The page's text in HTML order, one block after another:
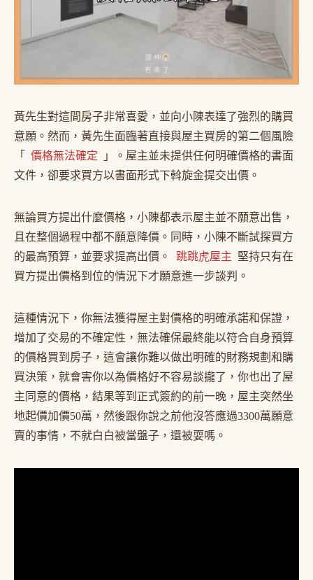
黃先生對這間房子非常喜愛，並向小陳表達了強烈的購買
意願。然而，黃先生面臨著直接與屋主買房的第二個風險
「
價格無法確定
」。屋主並未提供任何明確價格的書面
文件，卻要求買方以書面形式下斡旋金提交出價。
無論買方提出什麼價格，小陳都表示屋主並不願意出售，
且在整個過程中都不願意降價。同時，小陳不斷試探買方
的最高預算，並要求提高出價。
跳跳虎屋主 堅持只有在
買方提出價格到位的情況下才願意進一步談判。
這種情況下，你無法獲得屋主對價格的明確承諾和保證，
增加了交易的不確定性，無法確保最終能以符合自身預算
的價格買到房子，這會讓你難以做出明確的財務規劃和購
買決策，就會害你以為價格好不容易談攏了，你也出了屋
主同意的價格，結果等到正式簽約的前一晚，屋主突然坐
地起價加價50萬，然後跟你說之前他沒答應過3300萬願意
賣的事情，不就白白被當盤子，還被耍嗎。